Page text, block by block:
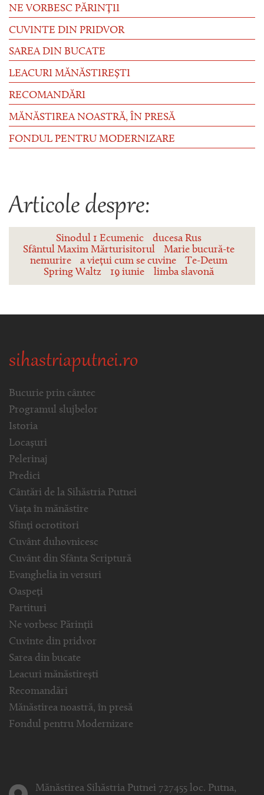
NE VORBESC PĂRINȚII
CUVINTE DIN PRIDVOR
SAREA DIN BUCATE
LEACURI MĂNĂSTIREȘTI
RECOMANDĂRI
MĂNĂSTIREA NOASTRĂ, ÎN PRESĂ
FONDUL PENTRU MODERNIZARE
Articole despre:
Sinodul 1 Ecumenic
ducesa Rus
Sfântul Maxim Mărturisitorul
Marie bucură-te
nemurire
a viețui cum se cuvine
Te-Deum
Spring Waltz
19 iunie limba slavonă
sihastriaputnei.ro
Bucurie prin cântec
Programul slujbelor
Istoria
Locașuri
Pelerinaj
Predici
Cântări de la Sihăstria Putnei
Viața în mănăstire
Sfinți ocrotitori
Cuvânt duhovnicesc
Cuvânt din Sfânta Scriptură
Evanghelia in versuri
Oaspeți
Partituri
Ne vorbesc Părinții
Cuvinte din pridvor
Sarea din bucate
Leacuri mănăstirești
Recomandări
Mănăstirea noastră, în presă
Fondul pentru Modernizare
Mănăstirea Sihăstria Putnei 727455 loc. Putna,